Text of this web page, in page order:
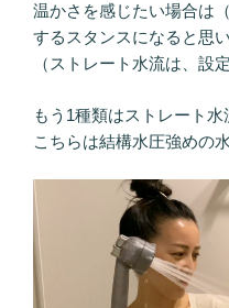
温かさを感じたい場合は
するスタンスになると思い
（ストレート水流は、設
もう1種類はストレート水
こちらは結構水圧強めの